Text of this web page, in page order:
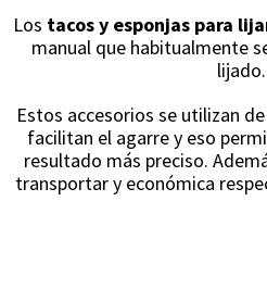
Los tacos y esponjas para
manual que habitualmente
lijado.
Estos accesorios se utilizan
facilitan el agarre y eso
resultado más preciso.
transportar y económica